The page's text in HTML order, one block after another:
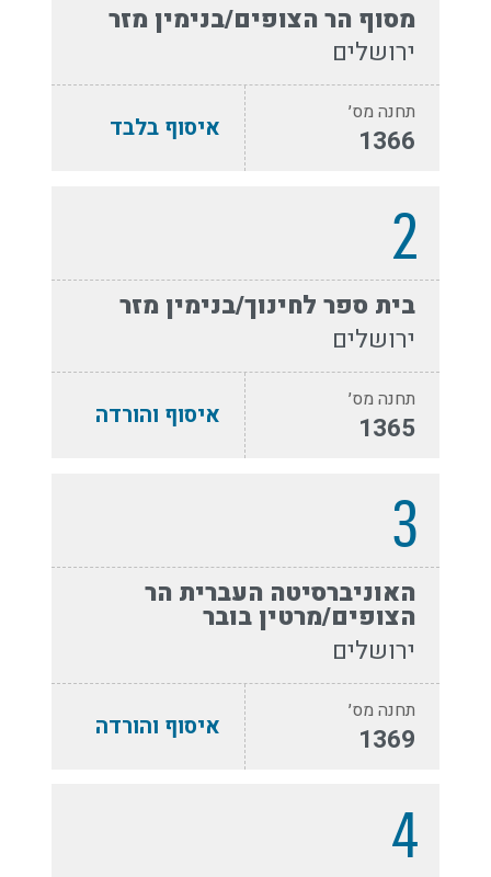
מסוף הר הצופים/בנימין מזר
ירושלים
תחנה מס׳
1366 איסוף בלבד
2
בית ספר לחינוך/בנימין מזר
ירושלים
תחנה מס׳
1365 איסוף והורדה
3
האוניברסיטה העברית הר
הצופים/מרטין בובר
ירושלים
תחנה מס׳
1369 איסוף והורדה
4